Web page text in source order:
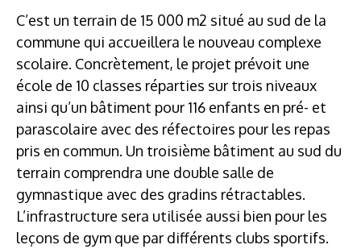
C’est un terrain de 15 000 m2 situé au sud de la
commune qui accueillera le nouveau complexe
scolaire. Concrètement, le projet prévoit une
école de 10 classes réparties sur trois niveaux
ainsi qu’un bâtiment pour 116 enfants en pré- et
parascolaire avec des réfectoires pour les repas
pris en commun. Un troisième bâtiment au sud du
terrain comprendra une double salle de
gymnastique avec des gradins rétractables.
L’infrastructure sera utilisée aussi bien pour les
leçons de gym que par différents clubs sportifs.